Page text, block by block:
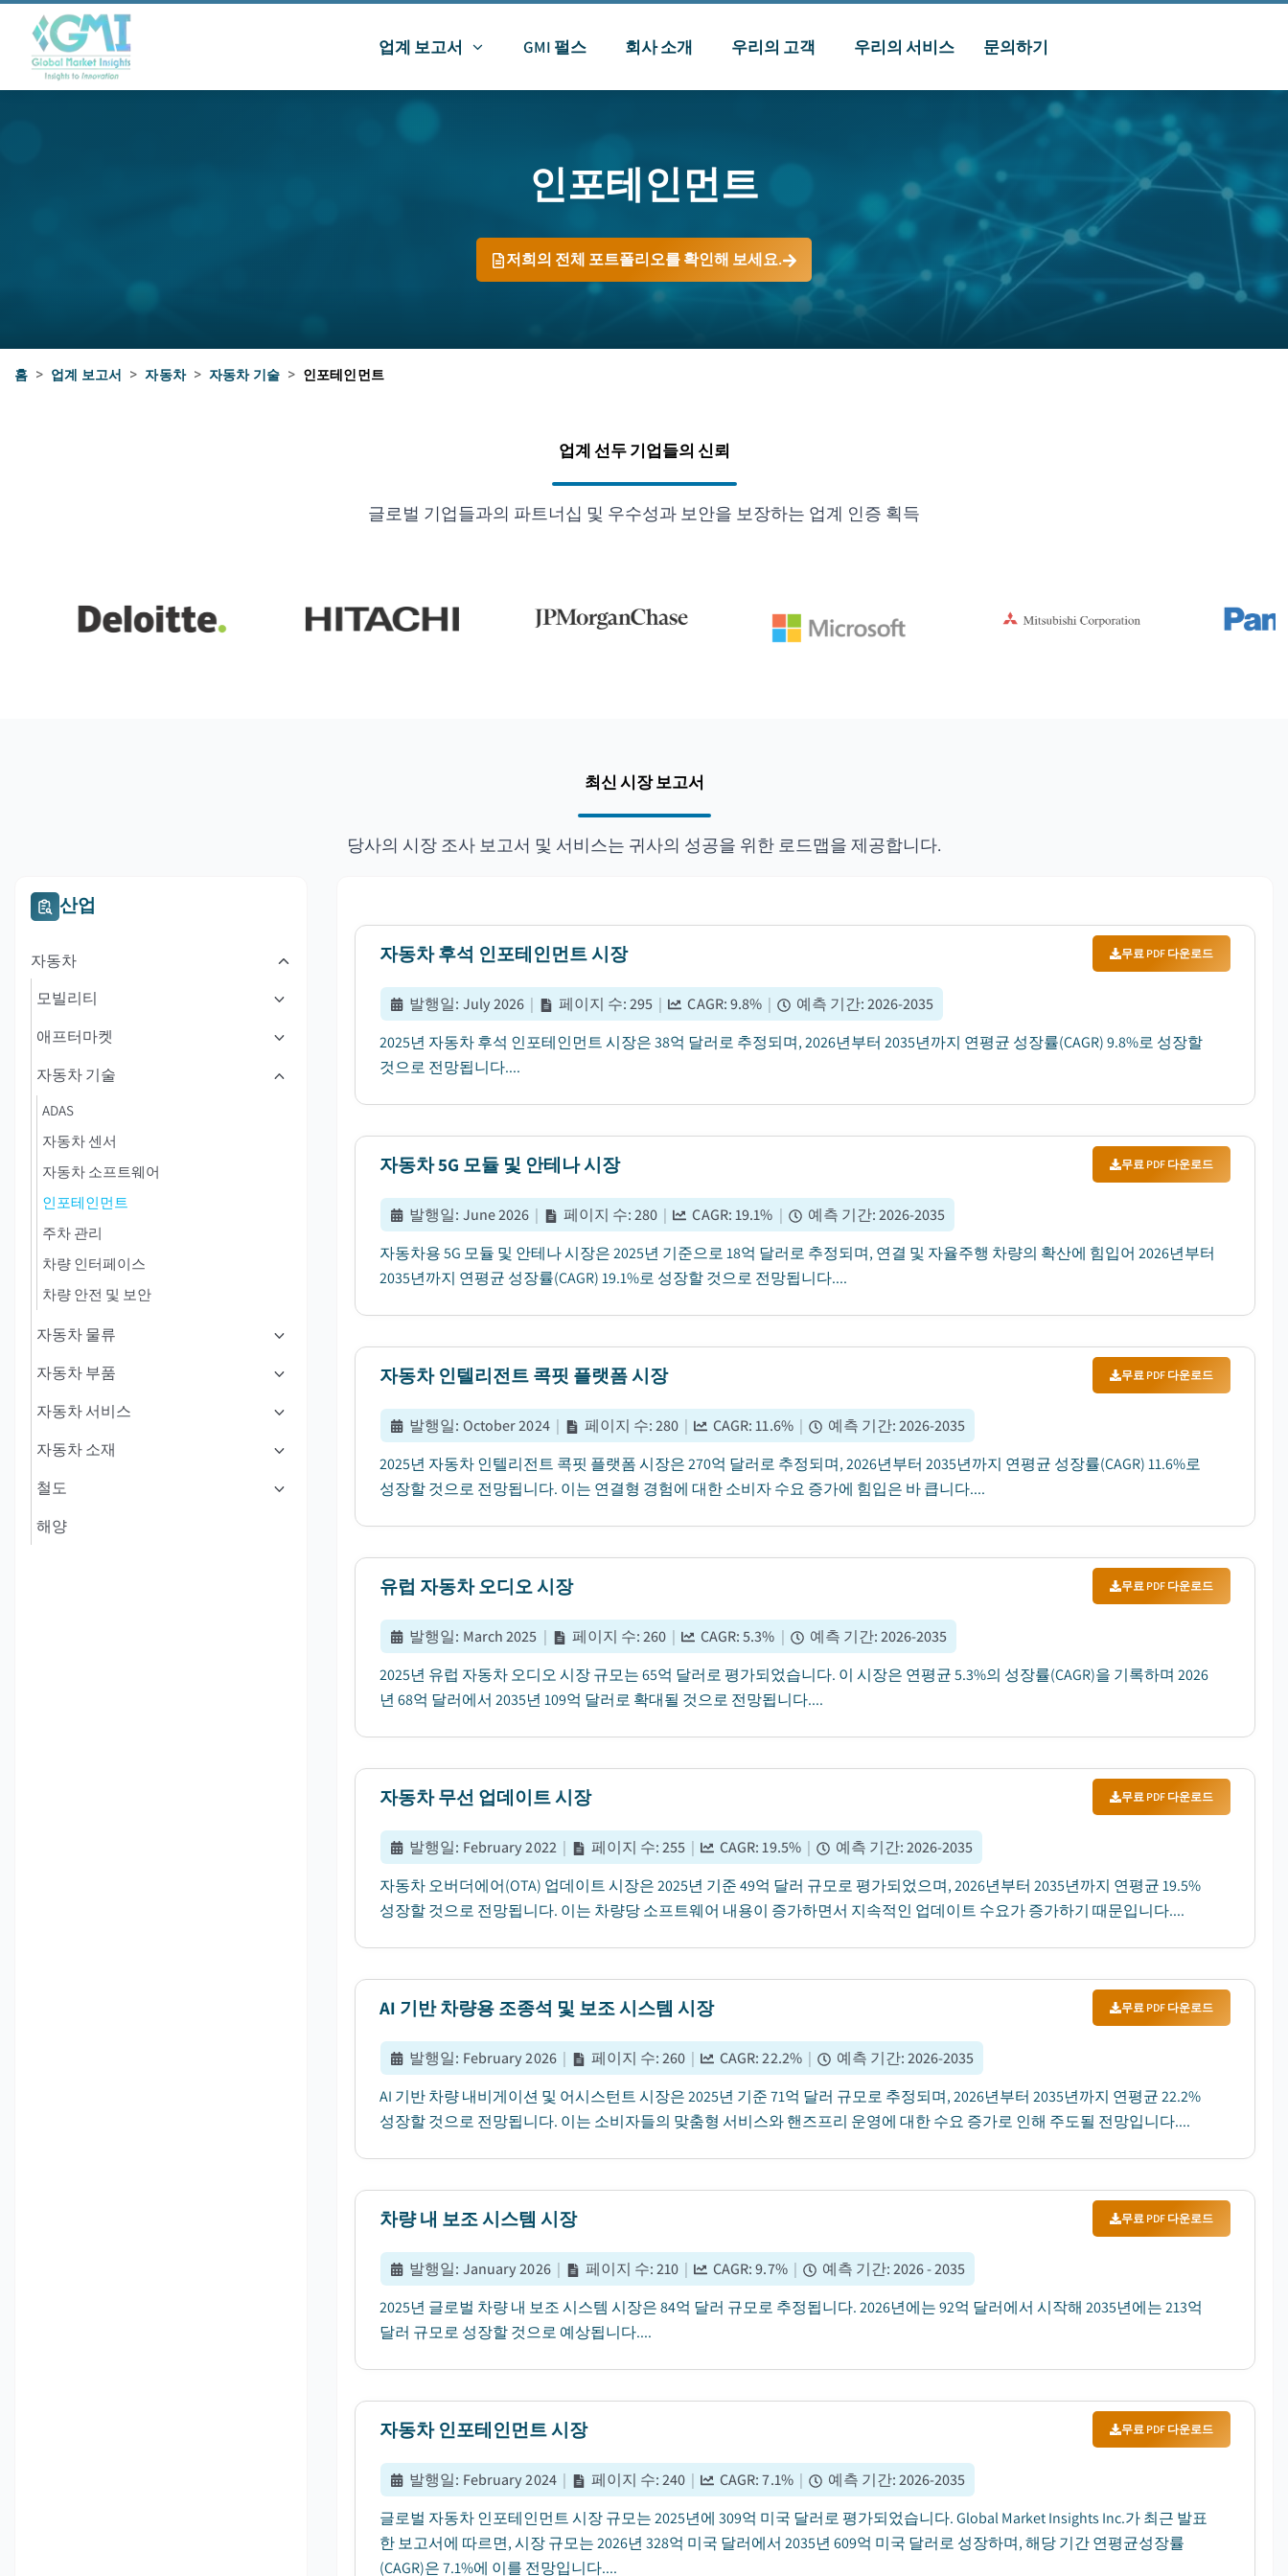
업계 보고서 GMI 펄스 회사 소개 우리의 고객 우리의 서비스 문의하기
인포테인먼트
저희의 전체 포트폴리오를 확인해 보세요.
홈 > 업계 보고서 > 자동차 > 자동차 기술 > 인포테인먼트
업계 선두 기업들의 신뢰
글로벌 기업들과의 파트너십 및 우수성과 보안을 보장하는 업계 인증 획득
최신 시장 보고서
당사의 시장 조사 보고서 및 서비스는 귀사의 성공을 위한 로드맵을 제공합니다.
산업
자동차
모빌리티
애프터마켓
자동차 기술
ADAS
자동차 센서
자동차 소프트웨어
인포테인먼트
주차 관리
차량 인터페이스
차량 안전 및 보안
자동차 물류
자동차 부품
자동차 서비스
자동차 소재
철도
해양
자동차 후석 인포테인먼트 시장 무료 PDF 다운로드
발행일: July 2026 | 페이지 수:295 | CAGR:9.8% | 예측 기간:2026-2035
2025년 자동차 후석 인포테인먼트 시장은 38억 달러로 추정되며, 2026년부터 2035년까지 연평균 성장률(CAGR) 9.8%로 성장할
것으로 전망됩니다....
자동차 5G 모듈 및 안테나 시장 무료 PDF 다운로드
발행일: June 2026 | 페이지 수:280 | CAGR:19.1% | 예측 기간:2026-2035
자동차용 5G 모듈 및 안테나 시장은 2025년 기준으로 18억 달러로 추정되며, 연결 및 자율주행 차량의 확산에 힘입어 2026년부터
2035년까지 연평균 성장률(CAGR) 19.1%로 성장할 것으로 전망됩니다....
자동차 인텔리전트 콕핏 플랫폼 시장 무료 PDF 다운로드
발행일: October 2024 | 페이지 수:280 | CAGR:11.6% | 예측 기간:2026-2035
2025년 자동차 인텔리전트 콕핏 플랫폼 시장은 270억 달러로 추정되며, 2026년부터 2035년까지 연평균 성장률(CAGR) 11.6%로
성장할 것으로 전망됩니다. 이는 연결형 경험에 대한 소비자 수요 증가에 힘입은 바 큽니다....
유럽 자동차 오디오 시장 무료 PDF 다운로드
발행일: March 2025 | 페이지 수:260 | CAGR:5.3% | 예측 기간:2026-2035
2025년 유럽 자동차 오디오 시장 규모는 65억 달러로 평가되었습니다. 이 시장은 연평균 5.3%의 성장률(CAGR)을 기록하며 2026
년 68억 달러에서 2035년 109억 달러로 확대될 것으로 전망됩니다....
자동차 무선 업데이트 시장 무료 PDF 다운로드
발행일: February 2022 | 페이지 수:255 | CAGR:19.5% | 예측 기간:2026-2035
자동차 오버더에어(OTA) 업데이트 시장은 2025년 기준 49억 달러 규모로 평가되었으며, 2026년부터 2035년까지 연평균 19.5%
성장할 것으로 전망됩니다. 이는 차량당 소프트웨어 내용이 증가하면서 지속적인 업데이트 수요가 증가하기 때문입니다....
AI 기반 차량용 조종석 및 보조 시스템 시장 무료 PDF 다운로드
발행일: February 2026 | 페이지 수:260 | CAGR:22.2% | 예측 기간:2026-2035
AI 기반 차량 내비게이션 및 어시스턴트 시장은 2025년 기준 71억 달러 규모로 추정되며, 2026년부터 2035년까지 연평균 22.2%
성장할 것으로 전망됩니다. 이는 소비자들의 맞춤형 서비스와 핸즈프리 운영에 대한 수요 증가로 인해 주도될 전망입니다....
차량 내 보조 시스템 시장 무료 PDF 다운로드
발행일: January 2026 | 페이지 수:210 | CAGR:9.7% | 예측 기간:2026 - 2035
2025년 글로벌 차량 내 보조 시스템 시장은 84억 달러 규모로 추정됩니다. 2026년에는 92억 달러에서 시작해 2035년에는 213억
달러 규모로 성장할 것으로 예상됩니다....
자동차 인포테인먼트 시장 무료 PDF 다운로드
발행일: February 2024 | 페이지 수:240 | CAGR:7.1% | 예측 기간:2026-2035
글로벌 자동차 인포테인먼트 시장 규모는 2025년에 309억 미국 달러로 평가되었습니다. Global Market Insights Inc.가 최근 발표
한 보고서에 따르면, 시장 규모는 2026년 328억 미국 달러에서 2035년 609억 미국 달러로 성장하며, 해당 기간 연평균성장률
(CAGR)은 7.1%에 이를 전망입니다....